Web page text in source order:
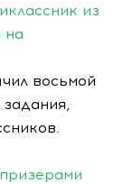
из
на
восьмой